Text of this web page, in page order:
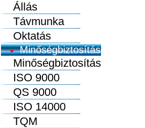
Állás
Távmunka
Oktatás
Minőségbiztosítás
Minőségbiztosítás
ISO 9000
QS 9000
ISO 14000
TQM